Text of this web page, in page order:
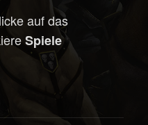
auf das
Spiele